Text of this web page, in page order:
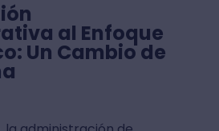
al Enfoque
Un Cambio de